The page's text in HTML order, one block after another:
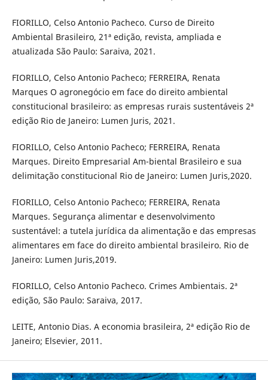
FIORILLO, Celso Antonio Pacheco. Curso de Direito
Ambiental Brasileiro, 21ª edição, revista, ampliada e
atualizada São Paulo: Saraiva, 2021.
FIORILLO, Celso Antonio Pacheco; FERREIRA, Renata
Marques O agronegócio em face do direito ambiental
constitucional brasileiro: as empresas rurais sustentáveis 2ª
edição Rio de Janeiro: Lumen Juris, 2021.
FIORILLO, Celso Antonio Pacheco; FERREIRA, Renata
Marques. Direito Empresarial Am-biental Brasileiro e sua
delimitação constitucional Rio de Janeiro: Lumen Juris,2020.
FIORILLO, Celso Antonio Pacheco; FERREIRA, Renata
Marques. Segurança alimentar e desenvolvimento
sustentável: a tutela jurídica da alimentação e das empresas
alimentares em face do direito ambiental brasileiro. Rio de
Janeiro: Lumen Juris,2019.
FIORILLO, Celso Antonio Pacheco. Crimes Ambientais. 2ª
edição, São Paulo: Saraiva, 2017.
LEITE, Antonio Dias. A economia brasileira, 2ª edição Rio de
Janeiro; Elsevier, 2011.